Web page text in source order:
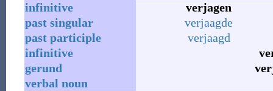
infinitive
verjagen
past singular
verjaagde
past participle
verjaagd
infinitive
gerund
verbal noun